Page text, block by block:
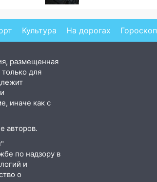
Культура На дорогах Гороскоп
размещенная
для
иначе как с
авторов.
по надзору в
и
о